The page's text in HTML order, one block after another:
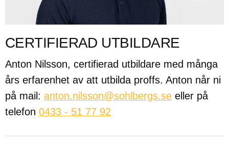
CERTIFIERAD UTBILDARE
Anton Nilsson, certifierad utbildare med många
års erfarenhet av att utbilda proffs. Anton når ni
på mail: anton.nilsson@sohlbergs.se eller på
telefon 0433 - 51 77 92